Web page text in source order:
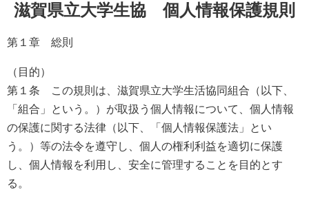
滋賀県立大学生協 個人情報保護規則
第１章 総則
（目的）
第１条 この規則は、滋賀県立大学生活協同組合（以下、
「組合」という。）が取扱う個人情報について、個人情報
の保護に関する法律（以下、「個人情報保護法」とい
う。）等の法令を遵守し、個人の権利利益を適切に保護
し、個人情報を利用し、安全に管理することを目的とす
る。